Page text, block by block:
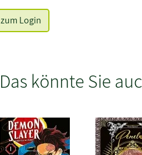
zum Login
Das könnte Sie